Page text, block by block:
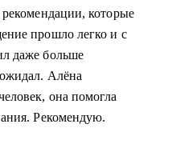
которые
прошло легко и с
даже больше
Алёна
она помогла
Рекомендую.